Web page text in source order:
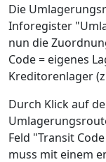
Die
Inforegister
nun die
Code = eigenes
Kreditorenlager
Durch Klick auf
Feld "Transit
muss mit einem